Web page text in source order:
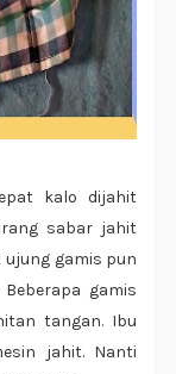
kalo dijahit
sabar jahit
gamis pun
gamis
tangan. Ibu
jahit. Nanti